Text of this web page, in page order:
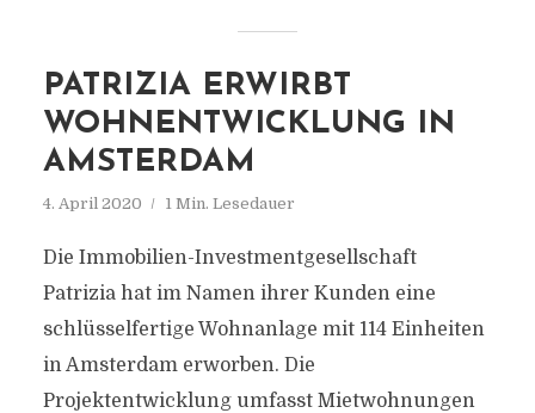
PATRIZIA ERWIRBT
WOHNENTWICKLUNG IN
AMSTERDAM
4. April 2020 1 Min. Lesedauer
Die Immobilien-Investmentgesellschaft
Patrizia hat im Namen ihrer Kunden eine
schlüsselfertige Wohnanlage mit 114 Einheiten
in Amsterdam erworben. Die
Projektentwicklung umfasst Mietwohnungen